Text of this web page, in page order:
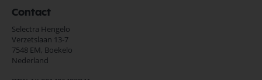
Contact
Selectra Hengelo
Verzetslaan 13-7
7548 EM, Boekelo
Nederland